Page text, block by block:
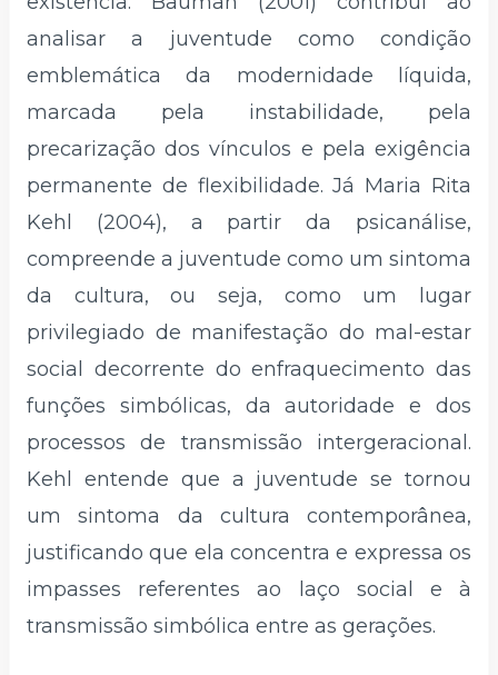
analisar a juventude como condição
emblemática da modernidade líquida,
marcada pela instabilidade, pela
precarização dos vínculos e pela exigência
permanente de flexibilidade. Já Maria Rita
Kehl (2004), a partir da psicanálise,
compreende a juventude como um sintoma
da cultura, ou seja, como um lugar
privilegiado de manifestação do mal-estar
social decorrente do enfraquecimento das
funções simbólicas, da autoridade e dos
processos de transmissão intergeracional.
Kehl entende que a juventude se tornou
um sintoma da cultura contemporânea,
justificando que ela concentra e expressa os
impasses referentes ao laço social e à
transmissão simbólica entre as gerações.